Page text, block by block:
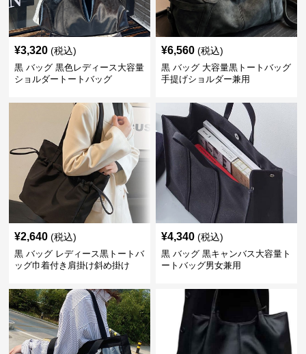
¥3,320 (税込)
黒 バッグ 黒色レディース大容量
ショルダートートバッグ
¥6,560 (税込)
黒 バッグ 大容量黒トートバッグ
手提げショルダー兼用
¥2,640 (税込)
黒 バッグ レディース黒トートバ
ッグ巾着付き肩掛け斜め掛け
¥4,340 (税込)
黒 バッグ 黒キャンバス大容量ト
ートバッグ男女兼用